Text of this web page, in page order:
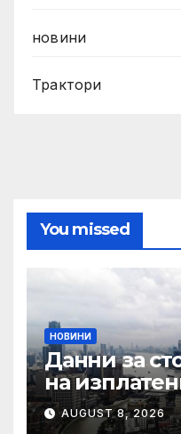
новини
Трактори
You missed
НОВИНИ
Данни за
на
предявени
AUGUST 8, 2026